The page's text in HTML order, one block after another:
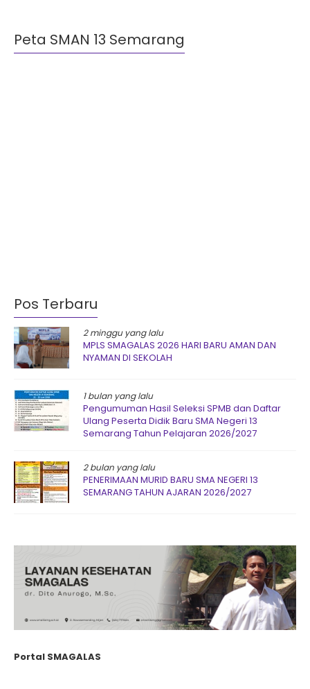
Peta SMAN 13 Semarang
Pos Terbaru
2 minggu yang lalu
MPLS SMAGALAS 2026 HARI BARU AMAN DAN
NYAMAN DI SEKOLAH
1 bulan yang lalu
Pengumuman Hasil Seleksi SPMB dan Daftar
Ulang Peserta Didik Baru SMA Negeri 13
Semarang Tahun Pelajaran 2026/2027
2 bulan yang lalu
PENERIMAAN MURID BARU SMA NEGERI 13
SEMARANG TAHUN AJARAN 2026/2027
Portal SMAGALAS